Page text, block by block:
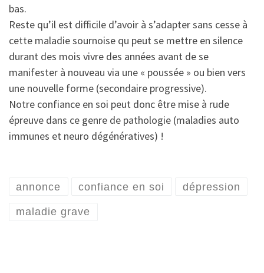
bas.
Reste qu’il est difficile d’avoir à s’adapter sans cesse à
cette maladie sournoise qu peut se mettre en silence
durant des mois vivre des années avant de se
manifester à nouveau via une « poussée » ou bien vers
une nouvelle forme (secondaire progressive).
Notre confiance en soi peut donc être mise à rude
épreuve dans ce genre de pathologie (maladies auto
immunes et neuro dégénératives) !
annonce confiance en soi dépression
maladie grave